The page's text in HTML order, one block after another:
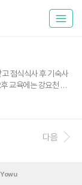
점식식사 후 기숙사
교육에는 강요천 강
관해서는 흥미가 없
성을 느꼈습니다. (그
마치고 받은 수료증.
다음
Yowu